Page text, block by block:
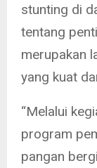
stunting di
tentang
merupakan
yang kuat
“Melalui
program
pangan